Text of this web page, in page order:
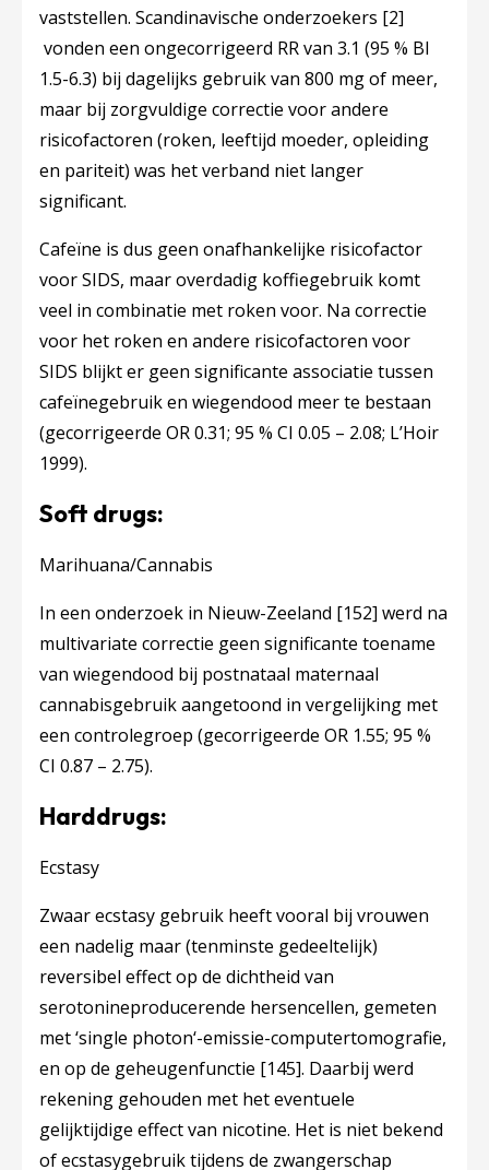
vaststellen. Scandinavische onderzoekers [2]
vonden een ongecorrigeerd RR van 3.1 (95 % BI
1.5-6.3) bij dagelijks gebruik van 800 mg of meer,
maar bij zorgvuldige correctie voor andere
risicofactoren (roken, leeftijd moeder, opleiding
en pariteit) was het verband niet langer
significant.
Cafeïne is dus geen onafhankelijke risicofactor
voor SIDS, maar overdadig koffiegebruik komt
veel in combinatie met roken voor. Na correctie
voor het roken en andere risicofactoren voor
SIDS blijkt er geen significante associatie tussen
cafeïnegebruik en wiegendood meer te bestaan
(gecorrigeerde OR 0.31; 95 % CI 0.05 – 2.08; L’Hoir
1999).
Soft drugs:
Marihuana/Cannabis
In een onderzoek in Nieuw-Zeeland [152] werd na
multivariate correctie geen significante toename
van wiegendood bij postnataal maternaal
cannabisgebruik aangetoond in vergelijking met
een controlegroep (gecorrigeerde OR 1.55; 95 %
CI 0.87 – 2.75).
Harddrugs:
Ecstasy
Zwaar ecstasy gebruik heeft vooral bij vrouwen
een nadelig maar (tenminste gedeeltelijk)
reversibel effect op de dichtheid van
serotonineproducerende hersencellen, gemeten
met ‘single photon‘-emissie-computertomografie,
en op de geheugenfunctie [145]. Daarbij werd
rekening gehouden met het eventuele
gelijktijdige effect van nicotine. Het is niet bekend
of ecstasygebruik tijdens de zwangerschap